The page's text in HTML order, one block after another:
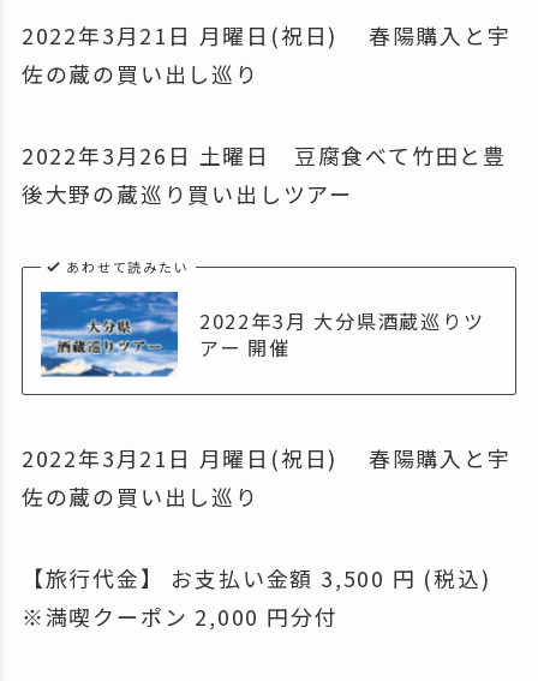
2022年3月21日 月曜日(祝日) 春陽購入と宇
佐の蔵の買い出し巡り
2022年3月26日 土曜日 豆腐食べて竹田と豊
後大野の蔵巡り買い出しツアー
あわせて読みたい
2022年3月 大分県酒蔵巡りツ
アー 開催
2022年3月21日 月曜日(祝日) 春陽購入と宇
佐の蔵の買い出し巡り
【旅行代金】 お支払い金額 3,500 円 (税込)
※満喫クーポン 2,000 円分付